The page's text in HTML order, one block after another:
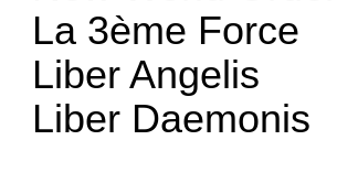
La 3ème Force
Liber Angelis
Liber Daemonis